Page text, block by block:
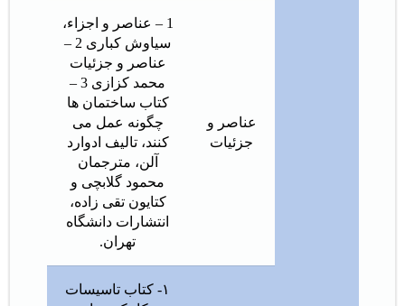
عناصر و
جزئیات
1 – عناصر و اجزاء،
سیاوش کباری 2 –
عناصر و جزئیات
محمد کزازی 3 –
کتاب ساختمان ها
چگونه عمل می
کنند، تالیف ادوارد
آلن، مترجمان
محمود گلابچی و
کتایون تقی زاده،
انتشارات دانشگاه
تهران.
۱- کتاب تاسیسات